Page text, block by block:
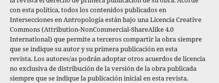
con esta política,todos los contenidos publicados en
Intersecciones en Antropología están bajo una Licencia Creative
Commons (Attribution-NonCommercial-ShareAlike 4.0
International) que permite a terceros compartir la obra siempre
que se indique su autor y su primera publicación en esta
revista. Los autores/as podrán adoptar otros acuerdos de licencia
no exclusiva de distribución de la versión de la obra publicada
siempre que se indique la publicación inicial en esta revista.